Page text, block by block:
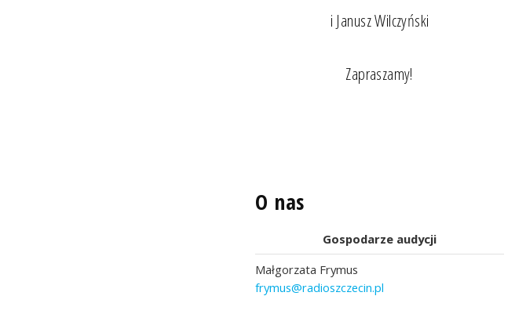
i Janusz Wilczyński
Zapraszamy!
O nas
Gospodarze audycji
Małgorzata Frymus
frymus@radioszczecin.pl